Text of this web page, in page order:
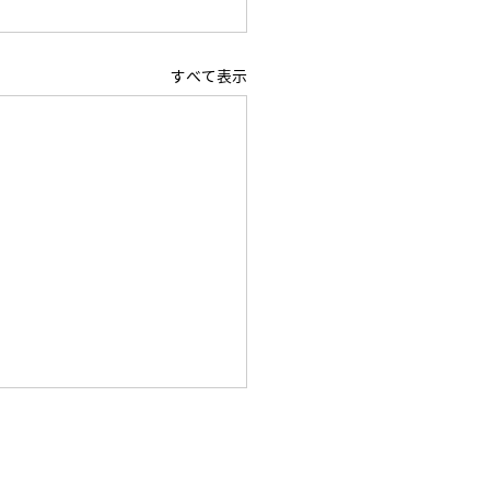
すべて表示